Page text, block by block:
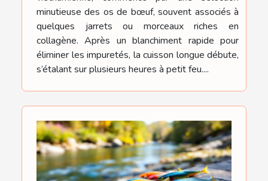
minutieuse des os de bœuf, souvent associés à
quelques jarrets ou morceaux riches en
collagène. Après un blanchiment rapide pour
éliminer les impuretés, la cuisson longue débute,
s’étalant sur plusieurs heures à petit feu....